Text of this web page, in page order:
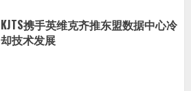
KJTS携手英维克齐推东盟数据中心冷
却技术发展